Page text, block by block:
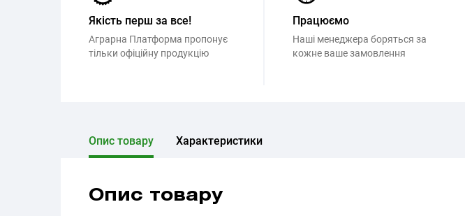
Якість перш за все!
Аграрна Платформа пропонує
тільки офіційну продукцію
Працюємо
Наші менеджера боряться за
кожне ваше замовлення
Опис товару Характеристики
Опис товару